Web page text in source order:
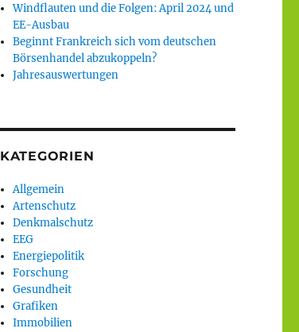
Windflauten und die Folgen: April 2024 und
EE-Ausbau
Beginnt Frankreich sich vom deutschen
Börsenhandel abzukoppeln?
Jahresauswertungen
KATEGORIEN
Allgemein
Artenschutz
Denkmalschutz
EEG
Energiepolitik
Forschung
Gesundheit
Grafiken
Immobilien